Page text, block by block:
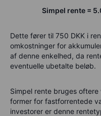
Simpel rente =
Dette fører til 750 DKK i
omkostninger for
af denne enkelhed, da
eventuelle ubetalte beløb.
Simpel rente bruges
former for fastforrentede
investorer er denne